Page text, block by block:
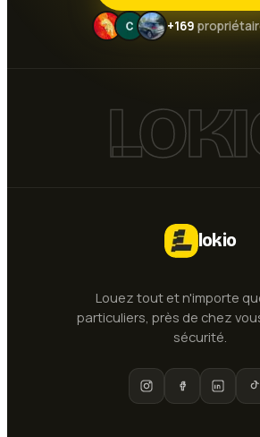
+169
lokio
Louez tout et n'importe
particuliers, près de chez
sécurité.